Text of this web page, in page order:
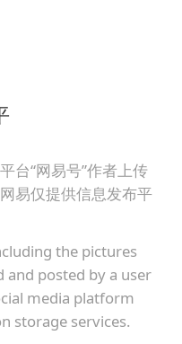
台“网易号”作者上传
易仅提供信息发布平
the pictures
and posted by a user
media platform
storage services.